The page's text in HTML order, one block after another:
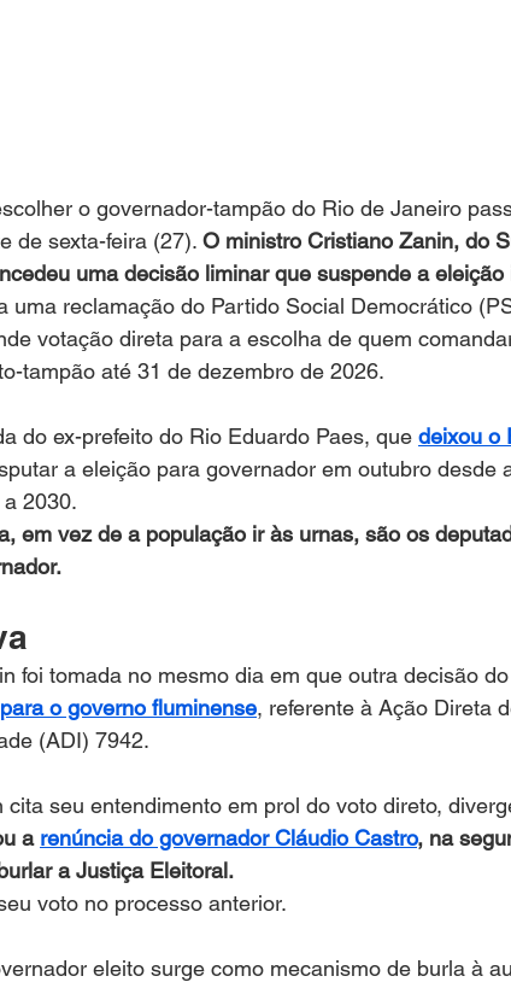
o governador-tampão do Rio de Janeiro
de sexta-feira (27). O ministro Cristiano Zanin, do
uma decisão liminar que suspende a
uma reclamação do Partido Social Democrático
votação direta para a escolha de quem
tampão até 31 de dezembro de 2026.
do ex-prefeito do Rio Eduardo Paes, que deixou o
a eleição para governador em outubro desde
2030.
em vez de a população ir às urnas, são os
foi tomada no mesmo dia em que outra decisão
o governo fluminense, referente à Ação Direta
(ADI) 7942.
cita seu entendimento em prol do voto direto,
a renúncia do governador Cláudio Castro, na
a Justiça Eleitoral.
voto no processo anterior.
eleito surge como mecanismo de burla à